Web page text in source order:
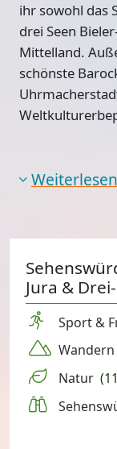
ihr sowohl das
drei Seen
Mittelland.
schönste
Weiterlesen
Jura &
Sport &
Natur